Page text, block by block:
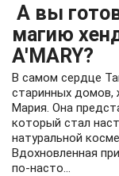
А вы
магию
A'MARY?
В самом сердце
старинных домов,
Мария. Она
который стал
натуральной
Вдохновленная
по-насто...